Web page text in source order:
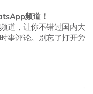
频道！
道，让你不错过国内大
事评论。别忘了打开旁